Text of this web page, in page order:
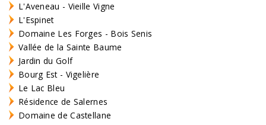
L'Aveneau - Vieille Vigne
L'Espinet
Domaine Les Forges - Bois Senis
Vallée de la Sainte Baume
Jardin du Golf
Bourg Est - Vigelière
Le Lac Bleu
Résidence de Salernes
Domaine de Castellane